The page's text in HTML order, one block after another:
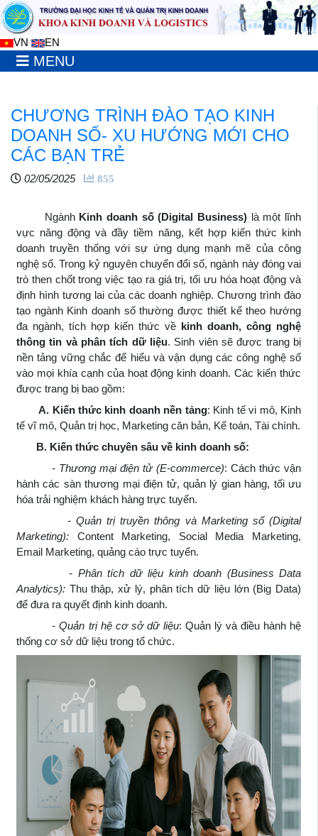
VN EN
MENU
CHƯƠNG TRÌNH ĐÀO TẠO KINH
DOANH SỐ- XU HƯỚNG MỚI CHO
CÁC BẠN TRẺ
02/05/2025 855
Ngành Kinh doanh số (Digital Business) là một lĩnh
vực năng động và đầy tiềm năng, kết hợp kiến thức kinh
doanh truyền thống với sự ứng dụng mạnh mẽ của công
nghệ số. Trong kỷ nguyên chuyển đổi số, ngành này đóng vai
trò then chốt trong việc tạo ra giá trị, tối ưu hóa hoạt động và
định hình tương lai của các doanh nghiệp. Chương trình đào
tạo ngành Kinh doanh số thường được thiết kế theo hướng
đa ngành, tích hợp kiến thức về kinh doanh, công nghệ
thông tin và phân tích dữ liệu. Sinh viên sẽ được trang bị
nền tảng vững chắc để hiểu và vận dụng các công nghệ số
vào mọi khía cạnh của hoạt động kinh doanh. Các kiến thức
được trang bị bao gồm:
A. Kiến thức kinh doanh nền tảng: Kinh tế vi mô, Kinh
tế vĩ mô, Quản trị học, Marketing căn bản, Kế toán, Tài chính.
B. Kiến thức chuyên sâu về kinh doanh số:
- Thương mại điện tử (E-commerce): Cách thức vận
hành các sàn thương mại điện tử, quản lý gian hàng, tối ưu
hóa trải nghiệm khách hàng trực tuyến.
- Quản trị truyền thông và Marketing số (Digital
Marketing): Content Marketing, Social Media Marketing,
Email Marketing, quảng cáo trực tuyến.
- Phân tích dữ liệu kinh doanh (Business Data
Analytics): Thu thập, xử lý, phân tích dữ liệu lớn (Big Data)
để đưa ra quyết định kinh doanh.
- Quản trị hệ cơ sở dữ liệu: Quản lý và điều hành hệ
thống cơ sở dữ liệu trong tổ chức.